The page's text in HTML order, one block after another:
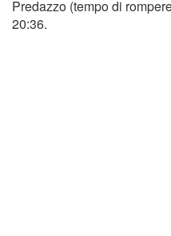
Predazzo (tempo di
20:36.